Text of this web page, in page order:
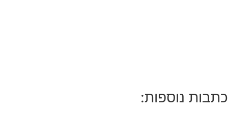
כתבות נוספות: